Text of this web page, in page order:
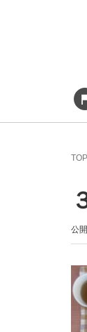
TOP
公